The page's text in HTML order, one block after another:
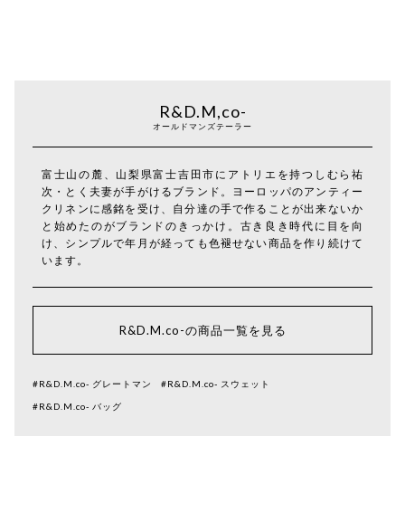
R&D.M,co-
オールドマンズテーラー
富士山の麓、山梨県富士吉田市にアトリエを持つしむら祐
次・とく夫妻が手がけるブランド。ヨーロッパのアンティー
クリネンに感銘を受け、自分達の手で作ることが出来ないか
と始めたのがブランドのきっかけ。古き良き時代に目を向
け、シンプルで年月が経っても色褪せない商品を作り続けて
います。
R&D.M.co-の商品一覧を見る
#R&D.M.co- グレートマン #R&D.M.co- スウェット
#R&D.M.co- バッグ